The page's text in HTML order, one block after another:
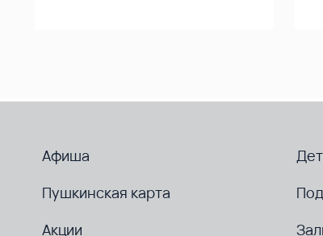
Афиша
Пушкинская карта
Акции